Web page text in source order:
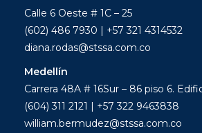
Calle 6 Oeste # 1C – 25
(602) 486 7930 | +57 321 4314532
diana.rodas@stssa.com.co
Medellín
Carrera 48A # 16Sur – 86 piso 6.
(604) 311 2121 | +57 322 9463838
william.bermudez@stssa.com.co